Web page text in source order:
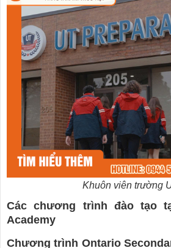
Khuôn viên trường
Các chương trình đào tạo
Academy
Chương trình Ontario